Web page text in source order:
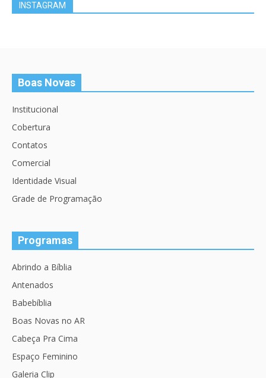
INSTAGRAM
Boas Novas
Institucional
Cobertura
Contatos
Comercial
Identidade Visual
Grade de Programação
Programas
Abrindo a Bíblia
Antenados
Babebíblia
Boas Novas no AR
Cabeça Pra Cima
Espaço Feminino
Galeria Clip